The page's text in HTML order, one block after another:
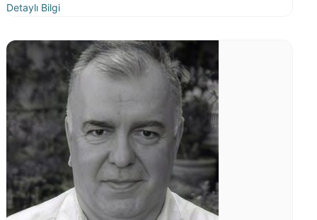
Detaylı Bilgi